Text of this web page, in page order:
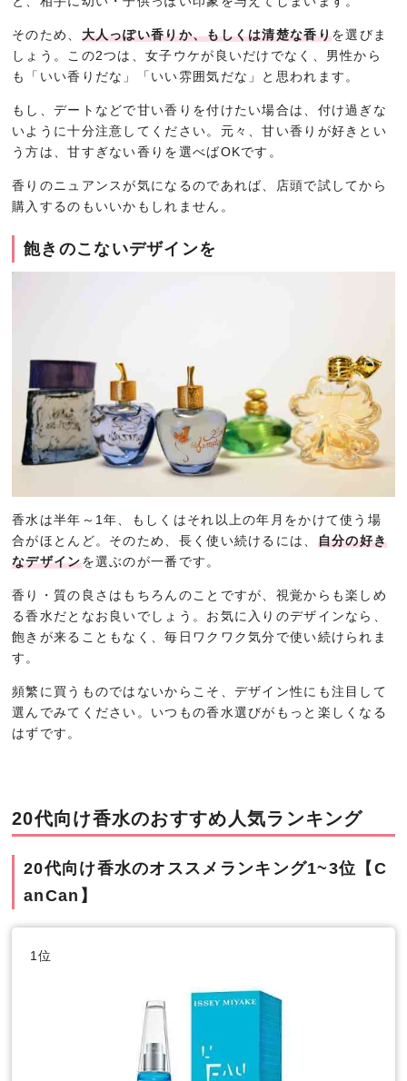
そのため、 大人っぽい香りか、もしくは清楚な香りを選びま
しょう。この2つは、女子ウケが良いだけでなく、男性から
も「いい香りだな」「いい雰囲気だな」と思われます。
もし、デートなどで甘い香りを付けたい場合は、付け過ぎな
いように十分注意してください。元々、甘い香りが好きとい
う方は、甘すぎない香りを選べばOKです。
香りのニュアンスが気になるのであれば、店頭で試してから
購入するのもいいかもしれません。
飽きのこないデザインを
香水は半年～1年、もしくはそれ以上の年月をかけて使う場
合がほとんど。そのため、長く使い続けるには、 自分の好き
なデザインを選ぶのが一番です。
香り・質の良さはもちろんのことですが、視覚からも楽しめ
る香水だとなお良いでしょう。お気に入りのデザインなら、
飽きが来ることもなく、毎日ワクワク気分で使い続けられま
す。
頻繁に買うものではないからこそ、デザイン性にも注目して
選んでみてください。いつもの香水選びがもっと楽しくなる
はずです。
20代向け香水のおすすめ人気ランキング
20代向け香水のオススメランキング1~3位【C
anCan】
1位